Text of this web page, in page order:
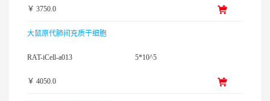
￥ 3750.0
大鼠原代肺间充质干细胞
RAT-iCell-a013 5*10^5
￥ 4050.0